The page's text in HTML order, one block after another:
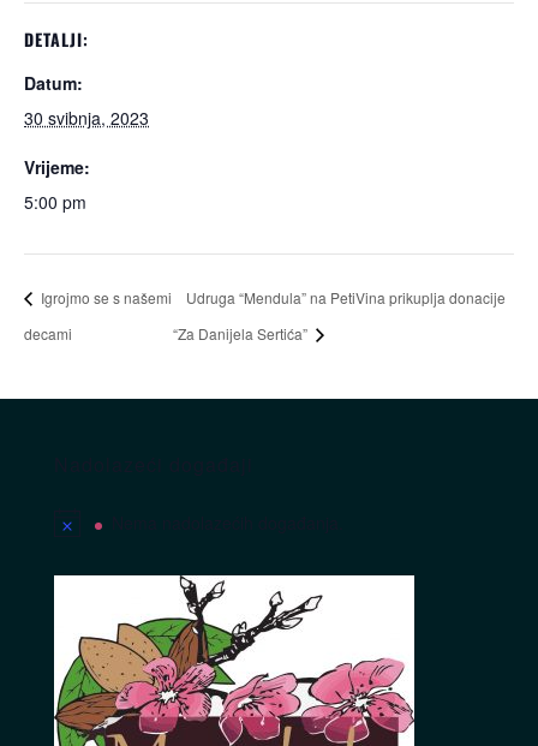
DETALJI:
Datum:
30 svibnja, 2023
Vrijeme:
5:00 pm
Igrojmo se s našemi
decami
Udruga “Mendula” na PetiVina prikuplja donacije
“Za Danijela Sertića”